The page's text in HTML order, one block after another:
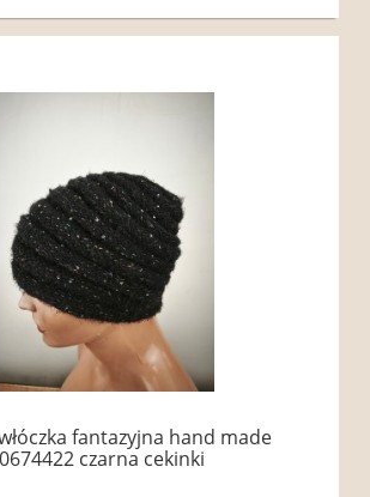
fantazyjna hand made
0674422 czarna cekinki